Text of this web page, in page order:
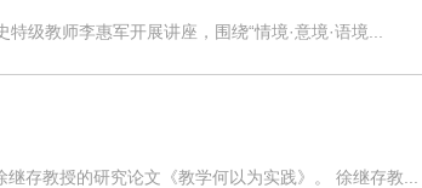
级教师李惠军开展讲座，围绕“情境·意境·语境...
存教授的研究论文《教学何以为实践》。 徐继存教...